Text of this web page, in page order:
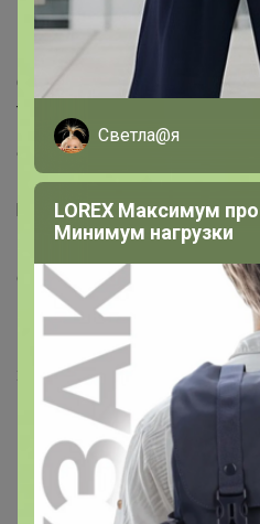
Промежность изготовлена
Основной корпус выполнен
текстурой, которая реже
Фасон с немного более
промежностью подходит
разнообразным низом.
Цвета изображений,
странице, могут включать
не продаются.
Состав материала
: 71% нейлон, 29% спандекс.
Промежностная часть: 100%
Способ стирки:
машинная стирка
Светла@я
LOREX Максимум
Минимум нагрузки